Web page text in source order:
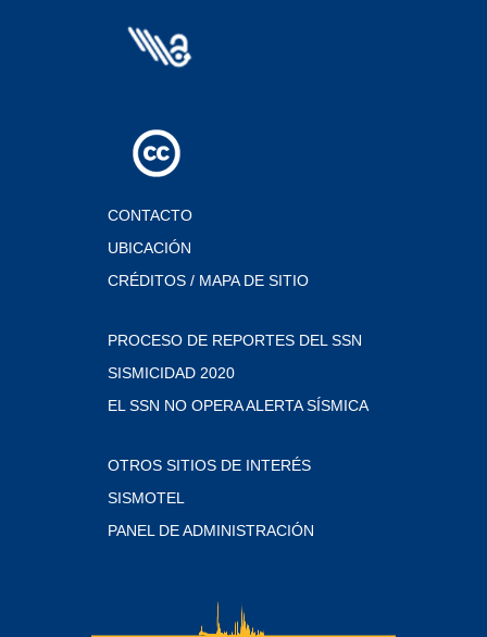
CONTACTO
UBICACIÓN
CRÉDITOS / MAPA DE SITIO
PROCESO DE REPORTES DEL SSN
SISMICIDAD 2020
EL SSN NO OPERA ALERTA SÍSMICA
OTROS SITIOS DE INTERÉS
SISMOTEL
PANEL DE ADMINISTRACIÓN